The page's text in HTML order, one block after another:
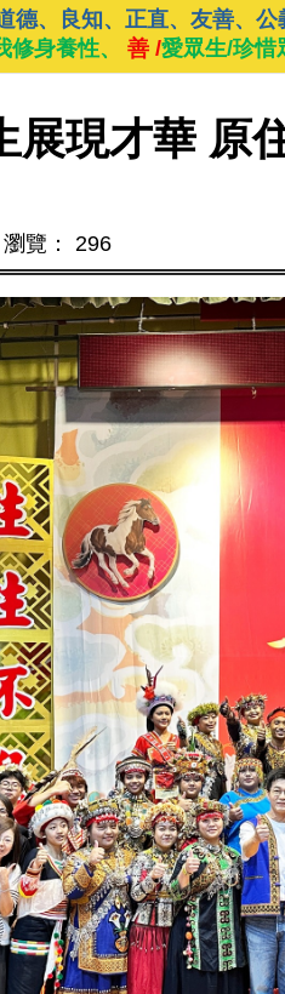
德、良知、正直、友善、
身養性、 善 /愛眾生/珍惜
展現才華 原
瀏覽： 296